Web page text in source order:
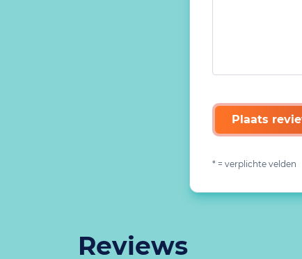
Plaats
* = verplichte velden
Reviews